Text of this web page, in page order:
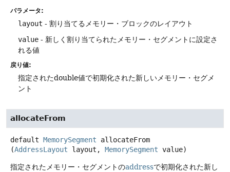
パラメータ:
layout - 割り当てるメモリー・ブロックのレイアウト
value - 新しく割り当てられたメモリー・セグメントに設定さ
れる値
戻り値:
指定されたdouble値で初期化された新しいメモリー・セグメ
ント
allocateFrom
default MemorySegment
allocateFrom
(AddressLayout layout, MemorySegment value)
指定されたメモリー・セグメントのaddressで初期化された新し